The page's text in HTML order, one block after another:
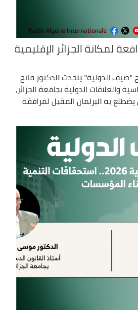
لمكانة الجزائر الإقليمية
الدولية" يتحدث الدكتور فاتح
والعلاقات الدولية بجامعة الجزائر،
به البرلمان المقبل لمرافقة